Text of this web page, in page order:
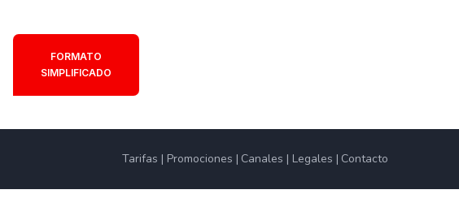
FORMATO
SIMPLIFICADO
Tarifas Promociones Canales Legales Contacto